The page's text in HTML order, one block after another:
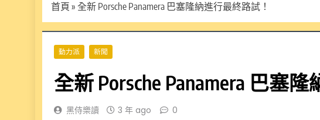
首頁 » 全新 Porsche Panamera 巴塞隆納進行最終路試！
動力派 新聞
全新 Porsche Panamera 巴塞
黑侍樂讀 3 年 ago 0